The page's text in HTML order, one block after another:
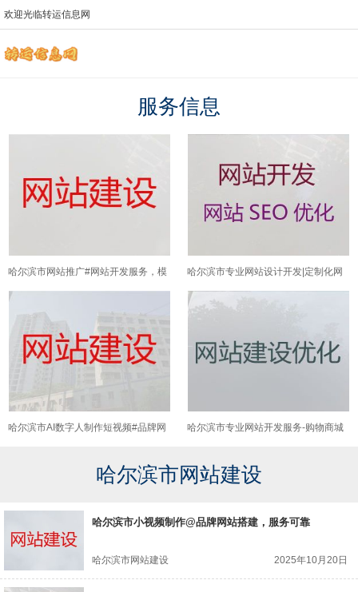
欢迎光临转运信息网
服务信息
哈尔滨市网站推广#网站开发服务，模
板建站
哈尔滨市专业网站设计开发|定制化网
站开发，收费透明
哈尔滨市AI数字人制作短视频#品牌网
哈尔滨市专业网站开发服务-购物商城
哈尔滨市网站建设
哈尔滨市小视频制作@品牌网站搭建，服务可靠
哈尔滨市网站建设 2025年10月20日